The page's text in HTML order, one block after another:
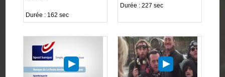
Durée : 162 sec
Durée : 227 sec